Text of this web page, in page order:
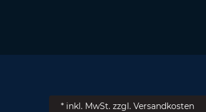
* inkl. MwSt. zzgl. Versandkosten